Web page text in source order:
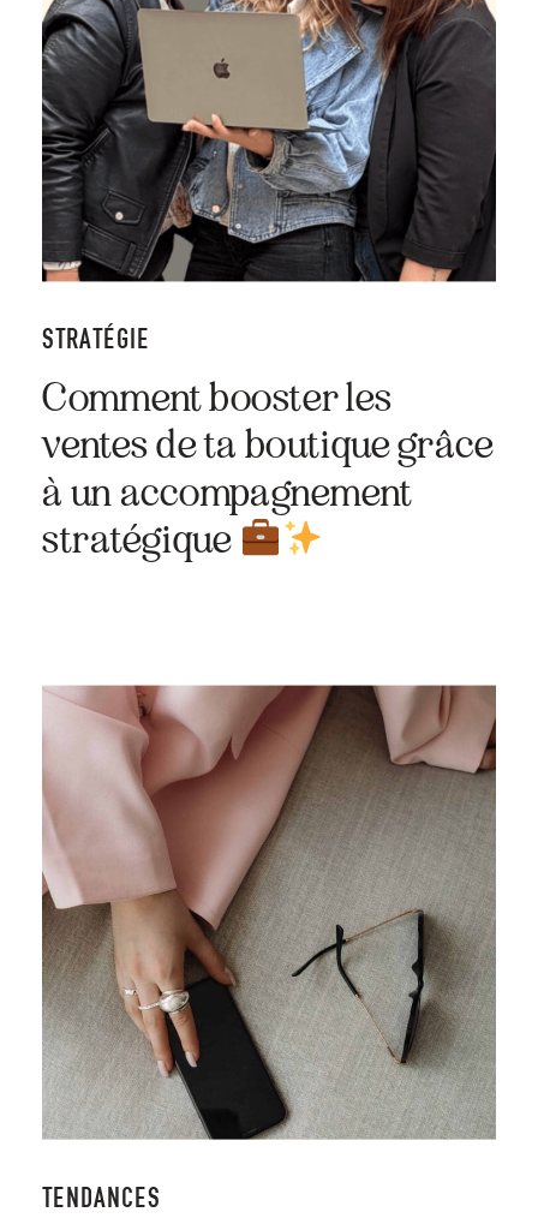
STRATÉGIE
Comment booster les
ventes de ta boutique grâce
à un accompagnement
stratégique
TENDANCES